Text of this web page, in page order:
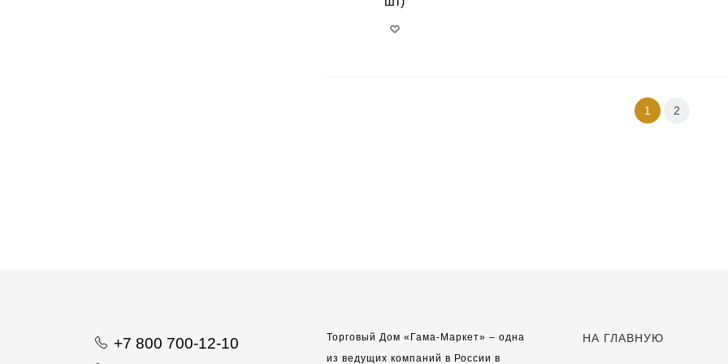
1 2
+7 800 700-12-10
Торговый Дом «Гама-Маркет» – одна
из ведущих компаний в России в
НА ГЛАВНУЮ